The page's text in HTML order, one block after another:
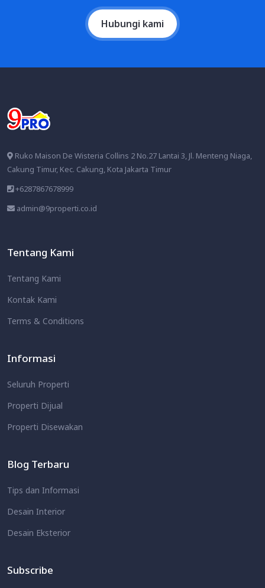
Hubungi kami
Ruko Maison De Wisteria Collins 2 No.27 Lantai 3, Jl. Menteng Niaga,
Cakung Timur, Kec. Cakung, Kota Jakarta Timur
+6287867678999
admin@9properti.co.id
Tentang Kami
Tentang Kami
Kontak Kami
Terms & Conditions
Informasi
Seluruh Properti
Properti Dijual
Properti Disewakan
Blog Terbaru
Tips dan Informasi
Desain Interior
Desain Eksterior
Subscribe